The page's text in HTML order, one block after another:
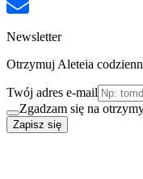
Newsletter
Otrzymuj Aleteia
Twój adres e-mail
Zgadzam się na
Zapisz się